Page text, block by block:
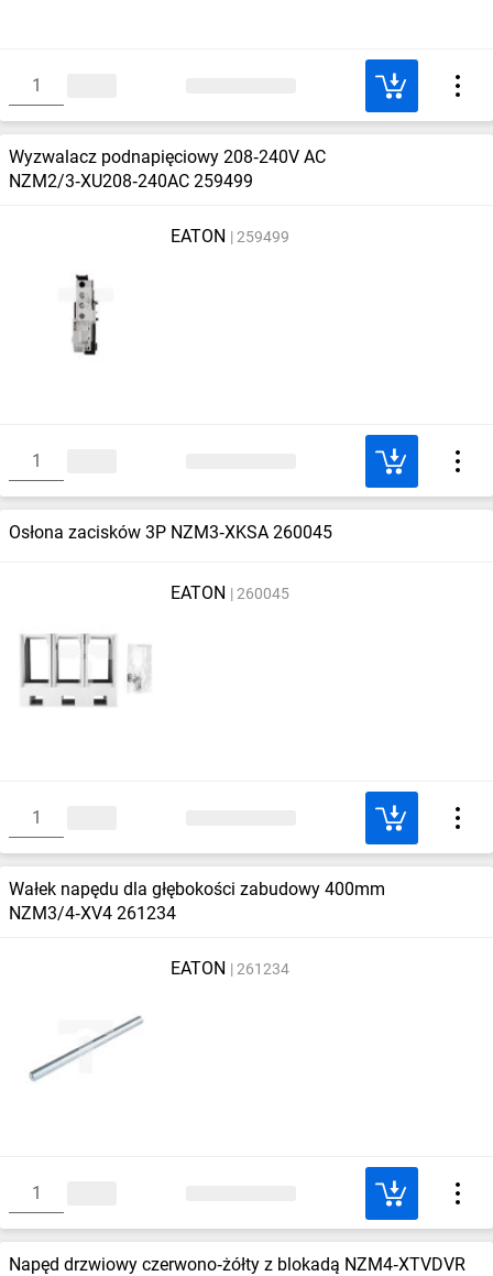
Wyzwalacz podnapięciowy 208‑240V AC
NZM2/3‑XU208‑240AC 259499
EATON 259499
Osłona zacisków 3P NZM3‑XKSA 260045
EATON 260045
Wałek napędu dla głębokości zabudowy 400mm
NZM3/4‑XV4 261234
EATON 261234
Napęd drzwiowy czerwono‑żółty z blokadą NZM4‑XTVDVR